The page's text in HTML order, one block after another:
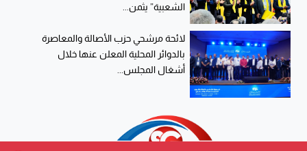
الشعبية” يثمن...
لائحة مرشحي حزب الأصالة والمعاصرة
بالدوائر المحلية المعلن عنها خلال
أشغال المجلس...